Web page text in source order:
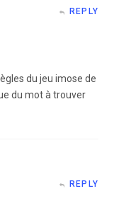
REPLY
du jeu imose de
du mot à trouver
REPLY